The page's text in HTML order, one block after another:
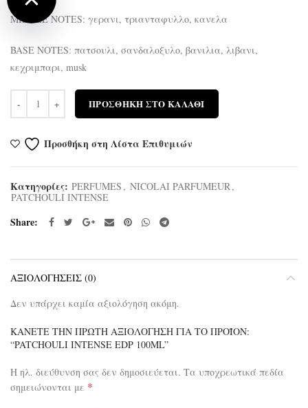
MIDDLE NOTES: γερανι, τριανταφυλλο, κανελα
BASE NOTES: πατσουλι, σανδαλοξυλο, βανιλια, λιβανι,
κεχριμπαρι, musk
ΠΡΟΣΘΉΚΗ ΣΤΟ ΚΑΛΆΘΙ
Προσθήκη στη Λίστα Επιθυμιών
Κατηγορίες: PERFUMES , NICOLAI PARFUMEUR ,
PATCHOULI INTENSE
Share
ΑΞΙΟΛΟΓΉΣΕΙΣ (0)
Δεν υπάρχει καμία αξιολόγηση ακόμη.
ΚΆΝΕΤΕ ΤΗΝ ΠΡΏΤΗ ΑΞΙΟΛΌΓΗΣΗ ΓΙΑ ΤΟ ΠΡΟΪΌΝ:
“PATCHOULI INTENSE EDP 100ML”
Η ηλ. διεύθυνση σας δεν δημοσιεύεται. Τα υποχρεωτικά πεδία
σημειώνονται με *